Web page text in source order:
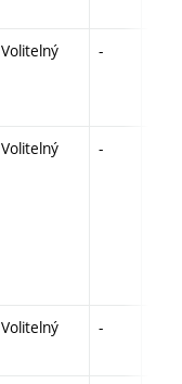
Volitelný -
Volitelný -
Volitelný -